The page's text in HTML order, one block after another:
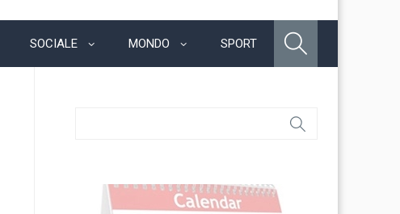
SOCIALE MONDO SPORT